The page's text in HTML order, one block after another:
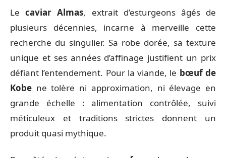
Lecaviar Almas, extrait d’esturgeons âgés de
plusieurs décennies, incarne à merveille cette
recherche du singulier. Sa robe dorée, sa texture
unique et ses années d’affinage justifient un prix
défiant l’entendement. Pour la viande, le bœuf de
Kobe ne tolère ni approximation, ni élevage en
grande échelle : alimentation contrôlée, suivi
méticuleux et traditions strictes donnent un
produit quasi mythique.